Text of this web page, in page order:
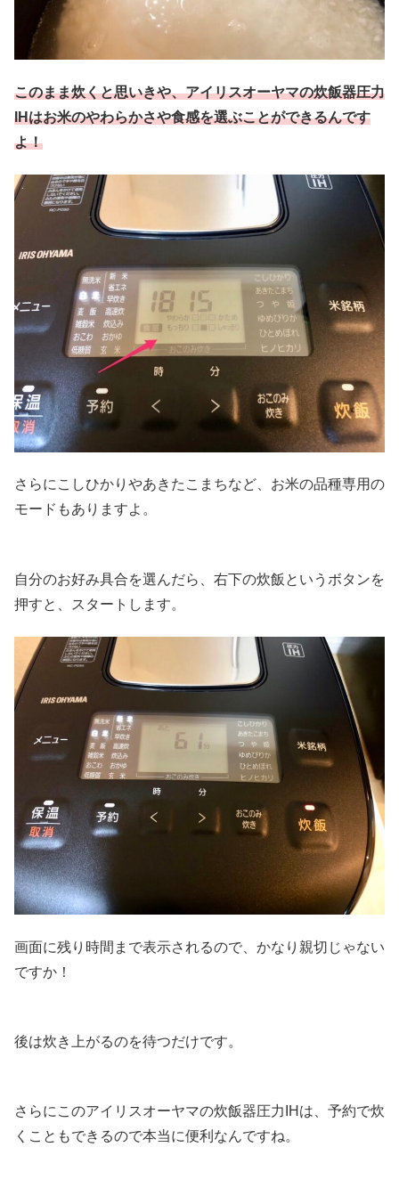
このまま炊くと思いきや、アイリスオーヤマの炊飯器圧力
IHはお米のやわらかさや食感を選ぶことができるんです
よ！
さらにこしひかりやあきたこまちなど、お米の品種専用の
モードもありますよ。
自分のお好み具合を選んだら、右下の炊飯というボタンを
押すと、スタートします。
画面に残り時間まで表示されるので、かなり親切じゃない
ですか！
後は炊き上がるのを待つだけです。
さらにこのアイリスオーヤマの炊飯器圧力IHは、予約で炊
くこともできるので本当に便利なんですね。